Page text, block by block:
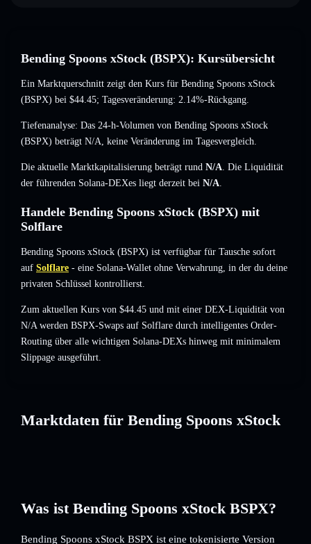
Bending Spoons xStock (BSPX): Kursübersicht
Ein Marktquerschnitt zeigt den Kurs für Bending Spoons xStock
(BSPX) bei $44.45; Tagesveränderung: 2.14%-Rückgang.
Tiefenanalyse: Das 24-h-Volumen von Bending Spoons xStock
(BSPX) beträgt N/A, keine Veränderung im Tagesvergleich.
Die aktuelle Marktkapitalisierung beträgt rund N/A. Die Liquidität
der führenden Solana-DEXes liegt derzeit bei N/A.
Handele Bending Spoons xStock (BSPX) mit
Solflare
Bending Spoons xStock (BSPX) ist verfügbar für Tausche sofort
auf Solflare - eine Solana-Wallet ohne Verwahrung, in der du deine
privaten Schlüssel kontrollierst.
Zum aktuellen Kurs von $44.45 und mit einer DEX-Liquidität von
N/A werden BSPX-Swaps auf Solflare durch intelligentes Order-
Routing über alle wichtigen Solana-DEXs hinweg mit minimalem
Slippage ausgeführt.
Marktdaten für Bending Spoons xStock
Was ist Bending Spoons xStock BSPX?
Bending Spoons xStock BSPX ist eine tokenisierte Version